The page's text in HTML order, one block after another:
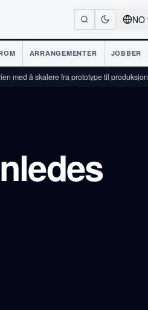
NO
ARRANGEMENTER JOBBER
fra prototype til produksjon/Finland og